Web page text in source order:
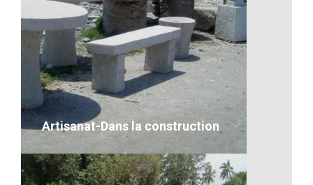
Les fruits exotiques de
Madagascar
VOIR LE DÉTAIL
Artisanat-Dans la construction